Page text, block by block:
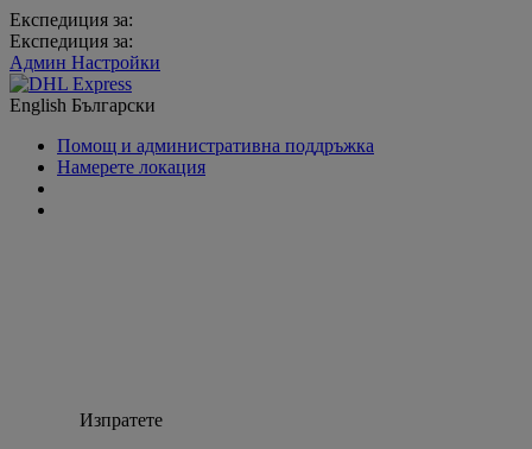
Експедиция за:
Експедиция за:
Админ Настройки
English Български
Помощ и административна поддръжка
Намерете локация
Изпратете